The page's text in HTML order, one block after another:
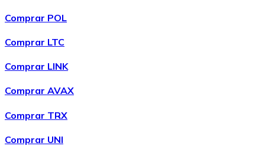
ComprarWrapped Bitcoin
Comprar POL
Comprar LTC
Comprar LINK
Comprar AVAX
Comprar TRX
Comprar UNI